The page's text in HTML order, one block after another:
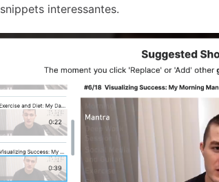
snippets interessantes.